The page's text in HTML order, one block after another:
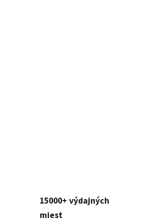
15000+ výdajných
miest